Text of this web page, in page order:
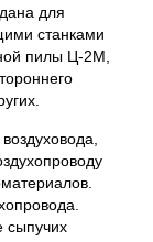
для
станками
пилы Ц-2М,
сыпучих